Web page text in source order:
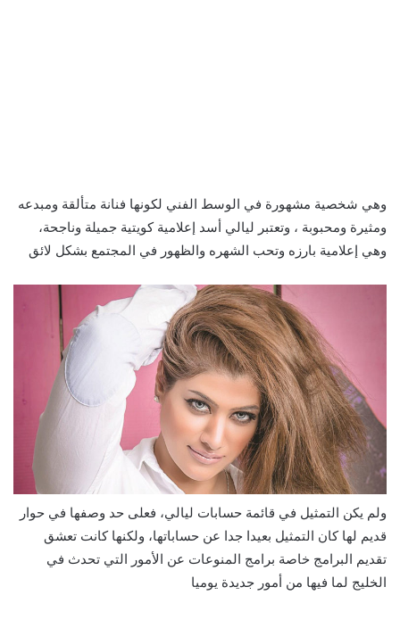
وهي شخصية مشهورة في الوسط الفني لكونها فنانة متألقة ومبدعه
ومثيرة ومحبوبة ، وتعتبر ليالي أسد إعلامية كويتية جميلة وناجحة،
وهي إعلامية بارزه وتحب الشهره والظهور في المجتمع بشكل لائق
ولم يكن التمثيل في قائمة حسابات ليالي، فعلى حد وصفها في حوار
قديم لها كان التمثيل بعيدا جدا عن حساباتها، ولكنها كانت تعشق
تقديم البرامج خاصة برامج المنوعات عن الأمور التي تحدث في
الخليج لما فيها من أمور جديدة يوميا